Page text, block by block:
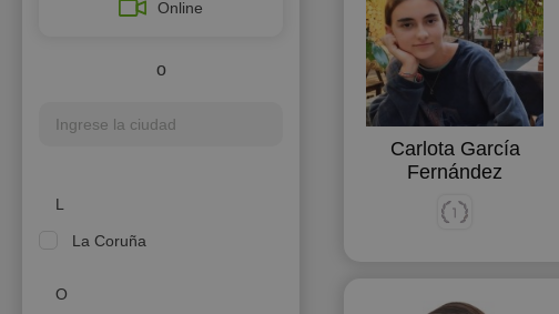
Carlota García
Fernández
Online
o
L
La Coruña
O